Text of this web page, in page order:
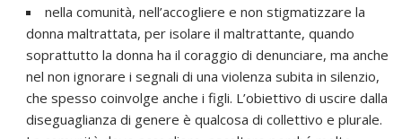
nella comunità, nell’accogliere e non stigmatizzare la
donna maltrattata, per isolare il maltrattante, quando
soprattutto la donna ha il coraggio di denunciare, ma anche
nel non ignorare i segnali di una violenza subita in silenzio,
che spesso coinvolge anche i figli. L’obiettivo di uscire dalla
diseguaglianza di genere è qualcosa di collettivo e plurale.